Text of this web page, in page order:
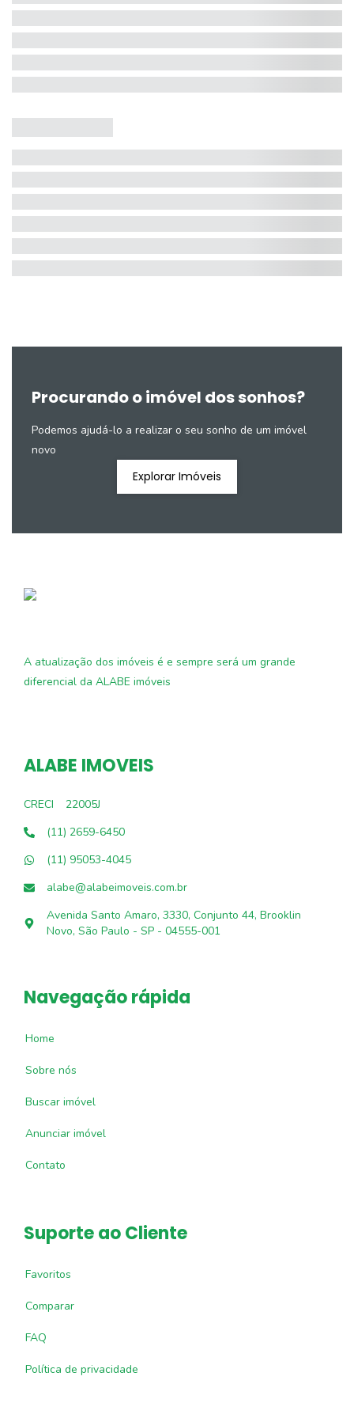
Procurando o imóvel dos sonhos?
Podemos ajudá-lo a realizar o seu sonho de um imóvel
novo
Explorar Imóveis
A atualização dos imóveis é e sempre será um grande
diferencial da ALABE imóveis
ALABE IMOVEIS
CRECI
22005J
(11) 2659-6450
(11) 95053-4045
alabe@alabeimoveis.com.br
Avenida Santo Amaro, 3330, Conjunto 44, Brooklin
Novo, São Paulo - SP - 04555-001
Navegação rápida
Home
Sobre nós
Buscar imóvel
Anunciar imóvel
Contato
Suporte ao Cliente
Favoritos
Comparar
FAQ
Política de privacidade